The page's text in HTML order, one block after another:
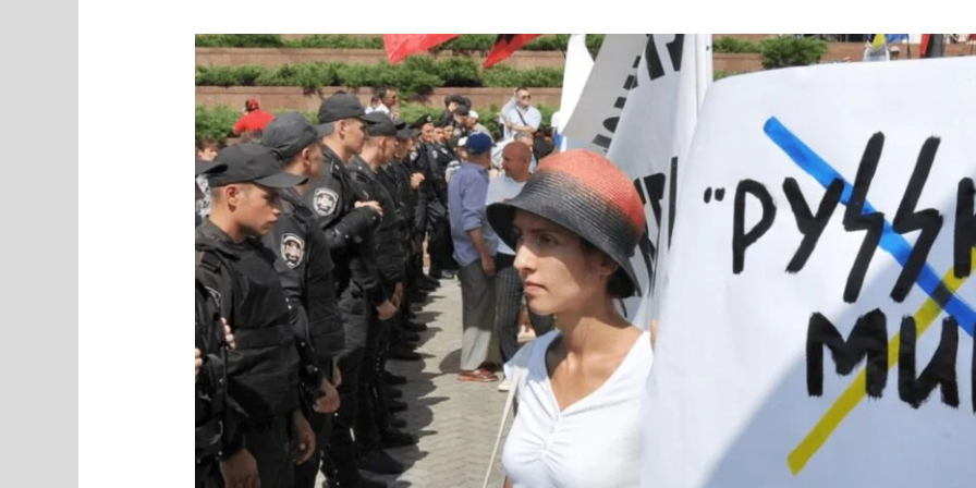
MEEDIAVALVUR:
„vene
maailm“
Eestis
jätkab
estofoobia
ohjeldamatut
õhutamist
meie
riigiraha
eest